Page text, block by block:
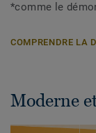
*comme le
COMPRENDRE LA
Moderne